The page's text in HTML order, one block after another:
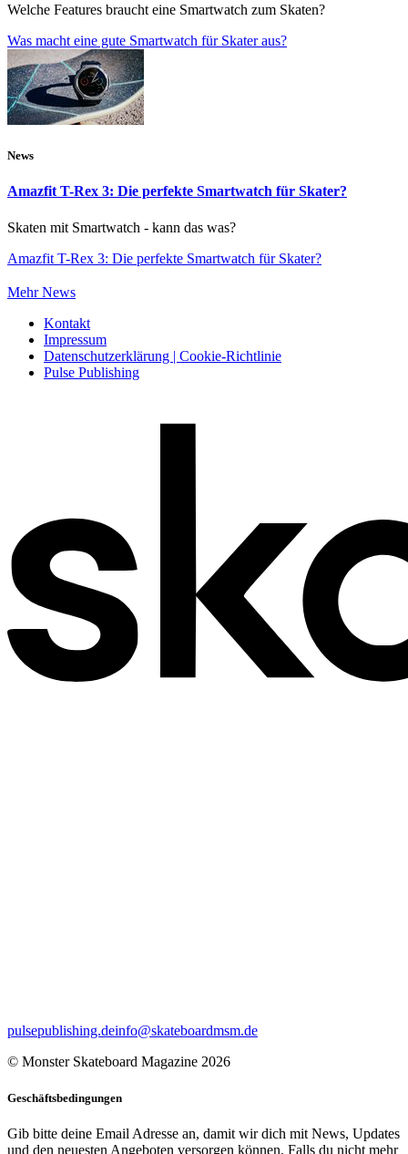
Welche Features braucht eine Smartwatch zum Skaten?
Was macht eine gute Smartwatch für Skater aus?
News
Amazfit T-Rex 3: Die perfekte Smartwatch für Skater?
Skaten mit Smartwatch - kann das was?
Amazfit T-Rex 3: Die perfekte Smartwatch für Skater?
Mehr News
Kontakt
Impressum
Datenschutzerklärung | Cookie-Richtlinie
Pulse Publishing
pulsepublishing.deinfo@skateboardmsm.de
© Monster Skateboard Magazine 2026
Geschäftsbedingungen
Gib bitte deine Email Adresse an, damit wir dich mit News, Updates
und den neuesten Angeboten versorgen können. Falls du nicht mehr